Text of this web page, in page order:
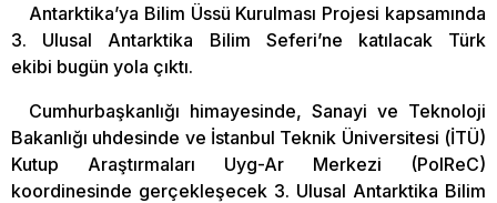
Antarktika’ya Bilim Üssü Kurulması Projesi kapsamında
3. Ulusal Antarktika Bilim Seferi’ne katılacak Türk
ekibi bugün yola çıktı.
Cumhurbaşkanlığı himayesinde, Sanayi ve Teknoloji
Bakanlığı uhdesinde ve İstanbul Teknik Üniversitesi (İTÜ)
Kutup Araştırmaları Uyg-Ar Merkezi (PolReC)
koordinesinde gerçekleşecek 3. Ulusal Antarktika Bilim